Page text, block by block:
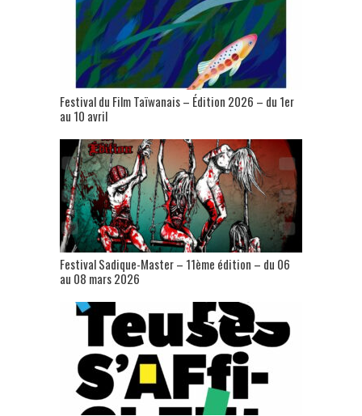
Festival du Film Taïwanais – Édition 2026 – du 1er
au 10 avril
Festival Sadique-Master – 11ème édition – du 06
au 08 mars 2026